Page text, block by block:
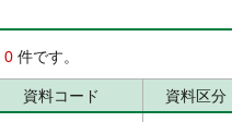
0 件です。
資料コード 資料区分